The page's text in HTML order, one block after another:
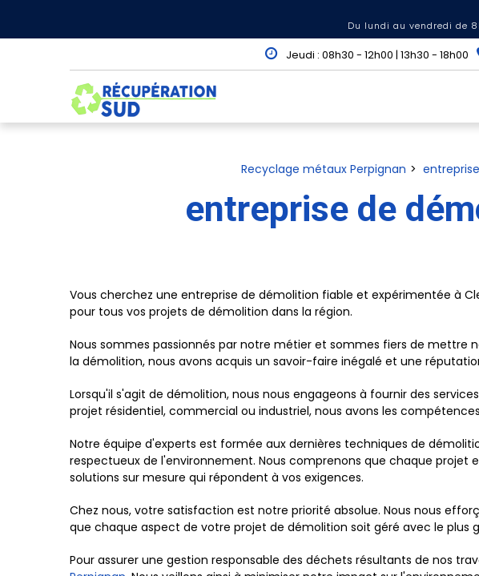
Du lundi au vendredi de
Jeudi : 08h30 - 12h00 | 13h30 - 18h00
Recyclage métaux Perpignan
entreprise de
Vous cherchez une entreprise de démolition fiable et expérimentée à
pour tous vos projets de démolition dans la région.
Nous sommes passionnés par notre métier et sommes fiers de mettre
la démolition, nous avons acquis un savoir-faire inégalé et une
Lorsqu'il s'agit de démolition, nous nous engageons à fournir des
projet résidentiel, commercial ou industriel, nous avons les
Notre équipe d'experts est formée aux dernières techniques de
respectueux de l'environnement. Nous comprenons que chaque
solutions sur mesure qui répondent à vos exigences.
Chez nous, votre satisfaction est notre priorité absolue. Nous nous
que chaque aspect de votre projet de démolition soit géré avec le plus
Pour assurer une gestion responsable des déchets résultants de nos